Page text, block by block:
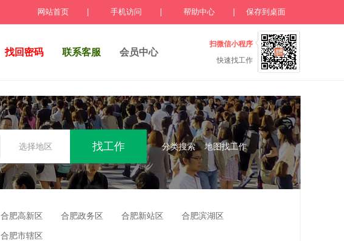
网站首页 手机访问 帮助中心 保存到桌面
找回密码 联系客服 会员中心
扫微信小程序
快速找工作
选择地区 分类搜索 地图找工作
合肥高新区 合肥政务区 合肥新站区 合肥滨湖区
合肥市辖区